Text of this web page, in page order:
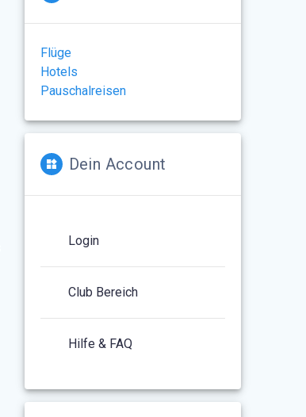
Flüge
Hotels
Pauschalreisen
Dein Account
Login
Club Bereich
Hilfe & FAQ